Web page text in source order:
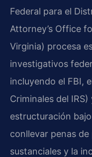
Federal para el
Attorney’s Office
Virginia) procesa
investigativos
incluyendo el FBI,
Criminales del
estructuración
conllevar penas
sustanciales y la